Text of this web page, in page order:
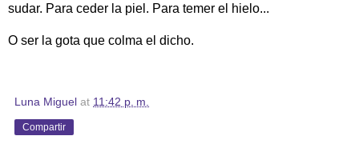
sudar. Para ceder la piel. Para temer el hielo...
O ser la gota que colma el dicho.
Luna Miguel at 11:42 p. m.
Compartir